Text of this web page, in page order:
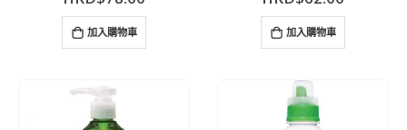
加入購物車 加入購物車